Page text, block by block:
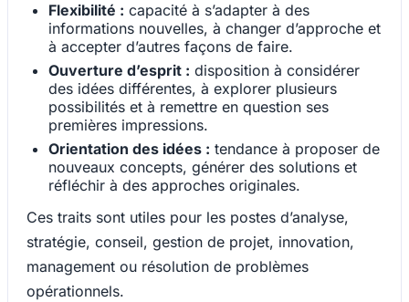
Flexibilité : capacité à s’adapter à des
informations nouvelles, à changer d’approche et
à accepter d’autres façons de faire.
Ouverture d’esprit : disposition à considérer
des idées différentes, à explorer plusieurs
possibilités et à remettre en question ses
premières impressions.
Orientation des idées : tendance à proposer de
nouveaux concepts, générer des solutions et
réfléchir à des approches originales.
Ces traits sont utiles pour les postes d’analyse,
stratégie, conseil, gestion de projet, innovation,
management ou résolution de problèmes
opérationnels.